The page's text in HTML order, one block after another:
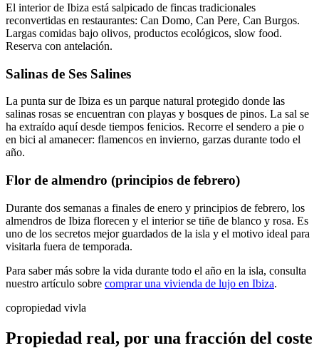
El interior de Ibiza está salpicado de fincas tradicionales
reconvertidas en restaurantes: Can Domo, Can Pere, Can Burgos.
Largas comidas bajo olivos, productos ecológicos, slow food.
Reserva con antelación.
Salinas de Ses Salines
La punta sur de Ibiza es un parque natural protegido donde las
salinas rosas se encuentran con playas y bosques de pinos. La sal se
ha extraído aquí desde tiempos fenicios. Recorre el sendero a pie o
en bici al amanecer: flamencos en invierno, garzas durante todo el
año.
Flor de almendro (principios de febrero)
Durante dos semanas a finales de enero y principios de febrero, los
almendros de Ibiza florecen y el interior se tiñe de blanco y rosa. Es
uno de los secretos mejor guardados de la isla y el motivo ideal para
visitarla fuera de temporada.
Para saber más sobre la vida durante todo el año en la isla, consulta
nuestro artículo sobre comprar una vivienda de lujo en Ibiza.
copropiedad vivla
Propiedad real, por una fracción del coste